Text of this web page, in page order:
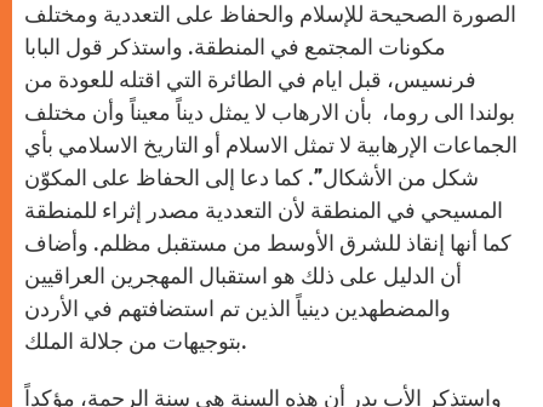
الصورة الصحيحة للإسلام والحفاظ على التعددية ومختلف
مكونات المجتمع في المنطقة. واستذكر قول البابا
فرنسيس، قبل ايام في الطائرة التي اقتله للعودة من
بولندا الى روما، بأن الارهاب لا يمثل ديناً معيناً وأن مختلف
الجماعات الإرهابية لا تمثل الاسلام أو التاريخ الاسلامي بأي
شكل من الأشكال”. كما دعا إلى الحفاظ على المكوّن
المسيحي في المنطقة لأن التعددية مصدر إثراء للمنطقة
كما أنها إنقاذ للشرق الأوسط من مستقبل مظلم. وأضاف
أن الدليل على ذلك هو استقبال المهجرين العراقيين
والمضطهدين دينياً الذين تم استضافتهم في الأردن
بتوجيهات من جلالة الملك.
واستذكر الأب بدر أن هذه السنة هي سنة الرحمة، مؤكداً